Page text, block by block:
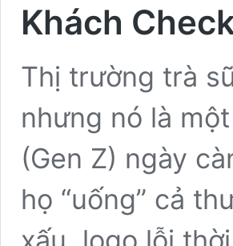
Khách
Thị trường trà
nhưng nó là
(Gen Z) ngày
họ “uống” cả